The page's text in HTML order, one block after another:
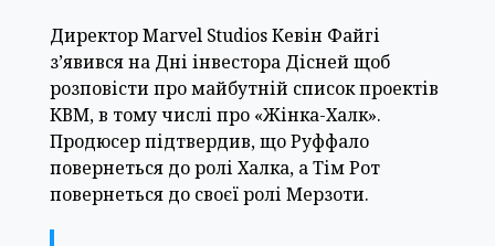
Директор Marvel Studios Кевін Файгі
з’явився на Дні інвестора Дісней щоб
розповісти про майбутній список проектів
КВМ, в тому числі про «Жінка-Халк».
Продюсер підтвердив, що Руффало
повернеться до ролі Халка, а Тім Рот
повернеться до своєї ролі Мерзоти.